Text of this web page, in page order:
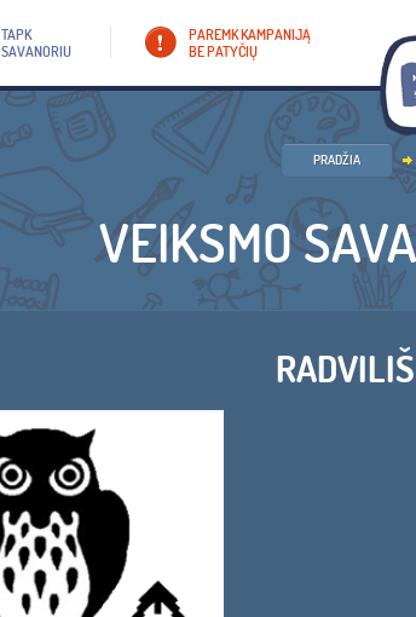
TAPK
SAVANORIU
PAREMK KAMPANIJĄ
BE PATYČIŲ
PRADŽIA
VEIKSMO